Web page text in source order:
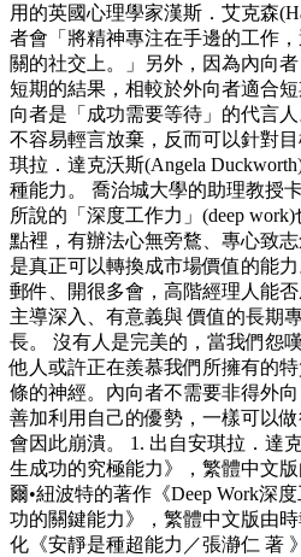
用的英國心理學家漢斯．艾克森
者會「將精神專注在手邊的工作
關的社交上。」另外，因為內向
短期的結果，相較於外向者適合
向者是「成功需要等待」的代言
不容易輕言放棄，反而可以針對
琪拉．達克沃斯(Angela
種能力。 喬治城大學的助理教授
所說的「深度工作力」(deep
點裡，有辦法心無旁鶩、專心致
是真正可以轉換成市場價值的能
郵件、開很多會，高階經理人能
主導深入、有意義與 價值的長期
長。 沒有人是完美的，當我們怨
他人或許正在羨慕我們所擁有的
條的神經。內向者不需要非得外
善加利用自己的優勢，一樣可以
會因此崩潰。 1. 出自安琪拉．達
生成功的究極能力》，繁體中文
爾•紐波特的著作《Deep Work深
功的關鍵能力》，繁體中文版由
化《安靜是種超能力／張瀞仁 著